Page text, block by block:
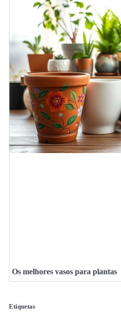
Os melhores vasos para plantas
Etiquetas